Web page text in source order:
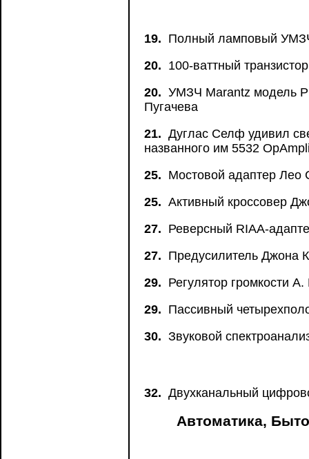
19. Полный ламповый
20. 100-ваттный
20. УМЗЧ Marantz модель
Пугачева
21. Дуглас Селф удивил
названного им 5532
25. Мостовой адаптер Лео
25. Активный кроссовер
27. Реверсный RIAA-
27. Предусилитель Джона
29. Регулятор громкости
29. Пассивный
30. Звуковой
32. Двухканальный
Автоматика,